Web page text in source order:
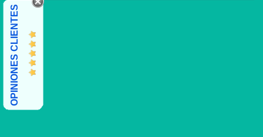
OPINIONES CLIENTES